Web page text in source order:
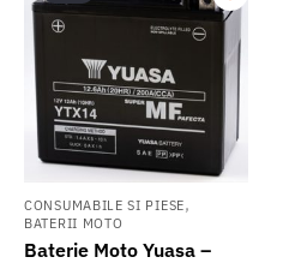
CONSUMABILE SI PIESE,
BATERII MOTO
Baterie Moto Yuasa –